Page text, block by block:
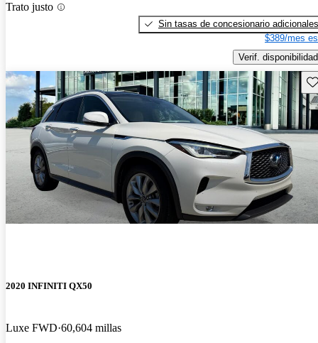
Trato justo
Sin tasas de concesionario adicionales
$389/mes
Verif. disponibilidad
2020 INFINITI QX50
Luxe FWD 60,604 millas